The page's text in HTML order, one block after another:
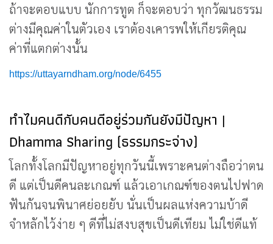
ถ้าจะตอบแบบ นักการทูต ก็จะตอบว่า ทุกวัฒนธรรม
ต่างมีคุณค่าในตัวเอง เราต้องเคารพให้เกียรติคุณ
ค่าที่แตกต่างนั้น
https://uttayarndham.org/node/6455
ทำไมคนดีกับคนดีอยู่ร่วมกันยังมีปัญหา |
Dhamma Sharing (ธรรมกระจ่าง)
โลกทั้งโลกมีปัญหาอยู่ทุกวันนี้เพราะคนต่างถือว่าตน
ดี แต่เป็นดีคนละเกณฑ์ แล้วเอาเกณฑ์ของตนไปฟาด
ฟันกันจนพินาศย่อยยับ นั่นเป็นผลแห่งความบ้าดี
จำหลักไว้ง่าย ๆ ดีที่ไม่สงบสุขเป็นดีเทียม ไม่ใช่ดีแท้